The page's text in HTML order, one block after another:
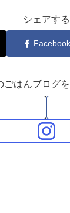
シェアする
Facebook
ごはんブログ